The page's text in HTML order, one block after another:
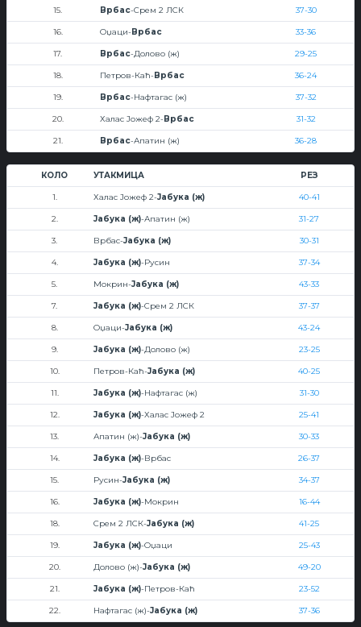
15. Врбас-Срем 2 ЛСК 37-30
16. Оџаци-Врбас 33-36
17. Врбас-Долово (ж) 29-25
18. Петров-Каћ-Врбас 36-24
19. Врбас-Нафтагас (ж) 37-32
20. Халас Јожеф 2-Врбас 31-32
21. Врбас-Апатин (ж) 36-28
КОЛО УТАКМИЦА РЕЗ
1. Халас Јожеф 2-Јабука (ж) 40-41
2. Јабука (ж)-Апатин (ж) 31-27
3. Врбас-Јабука (ж) 30-31
4. Јабука (ж)-Русин 37-34
5. Мокрин-Јабука (ж) 43-33
7. Јабука (ж)-Срем 2 ЛСК 37-37
8. Оџаци-Јабука (ж) 43-24
9. Јабука (ж)-Долово (ж) 23-25
10. Петров-Каћ-Јабука (ж) 40-25
11. Јабука (ж)-Нафтагас (ж) 31-30
12. Јабука (ж)-Халас Јожеф 2 25-41
13. Апатин (ж)-Јабука (ж) 30-33
14. Јабука (ж)-Врбас 26-37
15. Русин-Јабука (ж) 34-37
16. Јабука (ж)-Мокрин 16-44
18. Срем 2 ЛСК-Јабука (ж) 41-25
19. Јабука (ж)-Оџаци 25-43
20. Долово (ж)-Јабука (ж) 49-20
21. Јабука (ж)-Петров-Каћ 23-52
22. Нафтагас (ж)-Јабука (ж) 37-36